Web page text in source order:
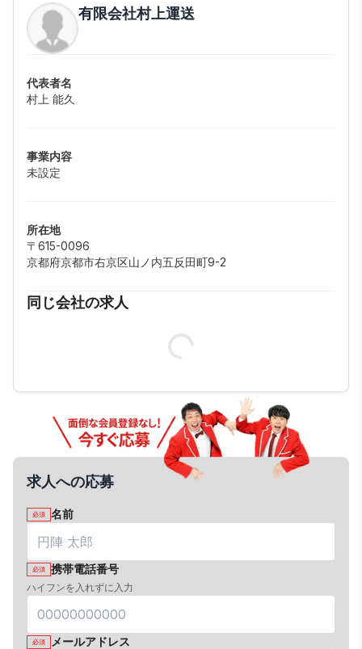
有限会社村上運送
代表者名
村上 能久
事業内容
未設定
所在地
〒615-0096
京都府京都市右京区山ノ内五反田町9-2
同じ会社の求人
求人への応募
必須 名前
必須 携帯電話番号
ハイフンを入れずに入力
必須 メールアドレス